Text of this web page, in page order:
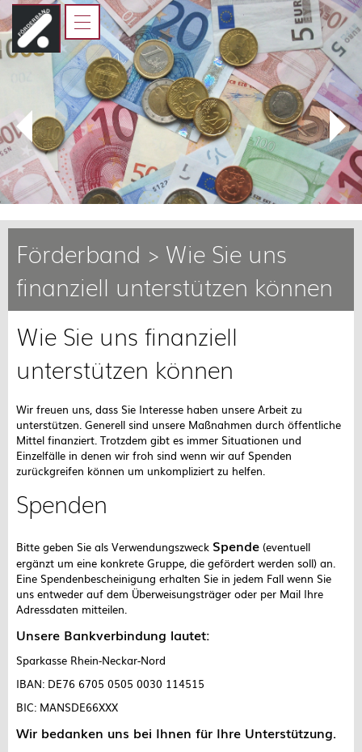
HOME
FÖRDERBAND
JUGENDLICHE
ELTERN, AUSBILDER UND
LEHRER
KOOPERATIONSPARTNER
Förderband > Wie Sie uns
finanziell unterstützen können
Wie Sie uns finanziell
unterstützen können
Wir freuen uns, dass Sie Interesse haben unsere Arbeit zu
unterstützen. Generell sind unsere Maßnahmen durch öffentliche
Mittel finanziert. Trotzdem gibt es immer Situationen und
Einzelfälle in denen wir froh sind wenn wir auf Spenden
zurückgreifen können um unkompliziert zu helfen.
Spenden
Bitte geben Sie als Verwendungszweck Spende (eventuell
ergänzt um eine konkrete Gruppe, die gefördert werden soll) an.
Eine Spendenbescheinigung erhalten Sie in jedem Fall wenn Sie
uns entweder auf dem Überweisungsträger oder per Mail Ihre
Adressdaten mitteilen.
Unsere Bankverbindung lautet:
Sparkasse Rhein-Neckar-Nord
IBAN: DE76 6705 0505 0030 114515
BIC: MANSDE66XXX
Wir bedanken uns bei Ihnen für Ihre Unterstützung.